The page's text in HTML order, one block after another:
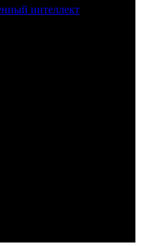
интеллект